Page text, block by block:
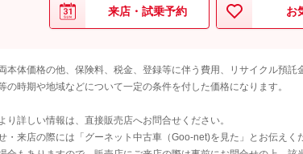
来店・試乗予約 お
本体価格の他、保険料、税金、登録等に伴う費用、リサイクル預託
の時期や地域などについて一定の条件を付した価格になります。
り詳しい情報は、直接販売店へお問合せください。
・来店の際には「グーネット中古車（Goo-net)を見た」とお伝えく